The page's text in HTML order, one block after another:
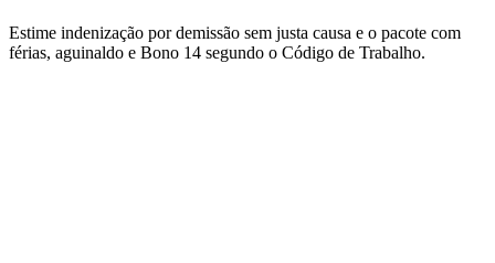
Estime indenização por demissão sem justa causa e o pacote com
férias, aguinaldo e Bono 14 segundo o Código de Trabalho.